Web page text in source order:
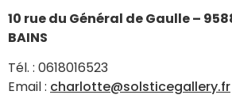
10 rue du Général de Gaulle –
BAINS
Tél. : 0618016523
Email : charlotte@solsticegallery.fr